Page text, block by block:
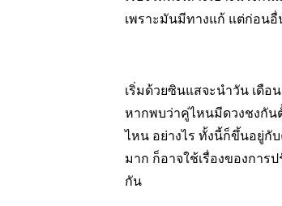
เพราะมันมีทางแก้ แต่ก่อนอื่
เริ่มด้วยซินแสจะนำวัน เดือ
หากพบว่าคู่ไหนมีดวงชงกัน
ไหน อย่างไร ทั้งนี้ก็ขึ้นอยู่กั
มาก ก็อาจใช้เรื่องของการ
กัน